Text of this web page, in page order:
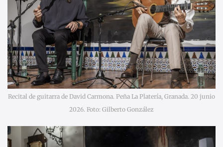
Recital de guitarra de David Carmona. Peña La Platería, Granada. 20 junio
2026. Foto: Gilberto González